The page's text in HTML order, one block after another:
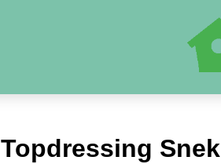
Topdressing